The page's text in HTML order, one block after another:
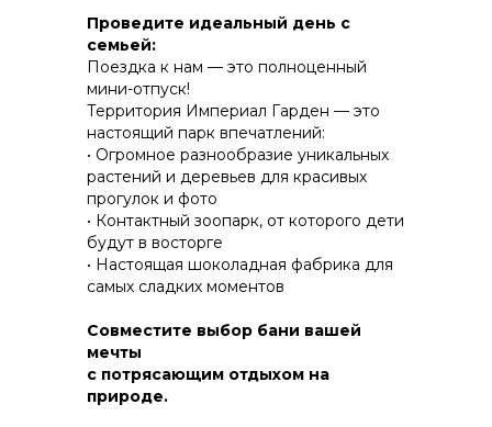
Проведите идеальный день с
семьей:
Поездка к нам — это полноценный
мини-отпуск!
Территория Империал Гарден — это
настоящий парк впечатлений:
• Огромное разнообразие уникальных
растений и деревьев для красивых
прогулок и фото
• Контактный зоопарк, от которого дети
будут в восторгe
• Настоящая шоколадная фабрика для
самых сладких моментов
Совместите выбор бани вашей
мечты
с потрясающим отдыхом на
природе.
ПРАКТИЧНОСТЬ И ЗАЩИТА ОТ НЕПОГОДЫ
КОНСТРУКТИВ И
ЭНЕРГОЭФФЕКТИВНОСТЬ